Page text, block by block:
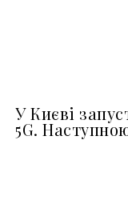
У Києві
5G.